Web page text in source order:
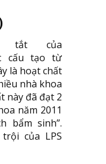
tắt của
cấu tạo từ
là hoạt chất
nhà khoa
này đã đạt 2
năm 2011
bẩm sinh”.
của LPS